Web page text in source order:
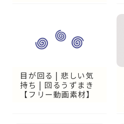
目が回る | 悲しい気
持ち | 回るうずまき
【フリー動画素材】